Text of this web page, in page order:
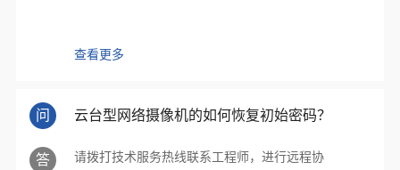
查看更多
问 云台型网络摄像机的如何恢复初始密码？
答
请拨打技术服务热线联系工程师，进行远程协